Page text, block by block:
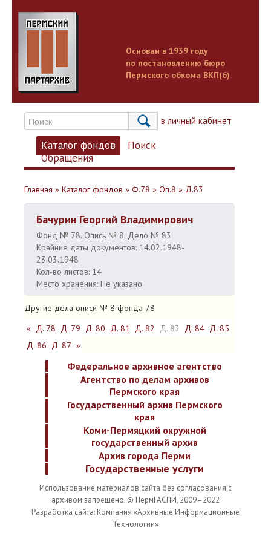
Основан в 1939 году
по постановлению бюро
Пермского обкома ВКП(б)
Вход в личный кабинет
Каталог фондов
Поиск
Обращения
Главная » Каталог фондов » Ф.78 » Оп.8 » Д.83
Бачурин Георгий Владимирович
Фонд № 78. Опись № 8. Дело № 83
Крайние даты документов: 14.02.1948-
23.03.1948
Кол-во листов: 14
Место хранения: Не указано
Другие дела описи № 8 фонда 78
« Д. 78 Д. 79 Д. 80 Д. 81 Д. 82 Д. 83 Д. 84 Д. 85
Д. 86 Д. 87 »
Федеральное архивное агентство
Агентство по делам архивов
Пермского края
Государственный архив Пермского
края
Коми-Пермяцкий окружной
государственный архив
Архив города Перми
Государственные услуги
Использование материалов сайта без согласования с
архивом запрещено. © ПермГАСПИ, 2009–2022
Разработка сайта: Компания «Архивные Информационные
Технологии»